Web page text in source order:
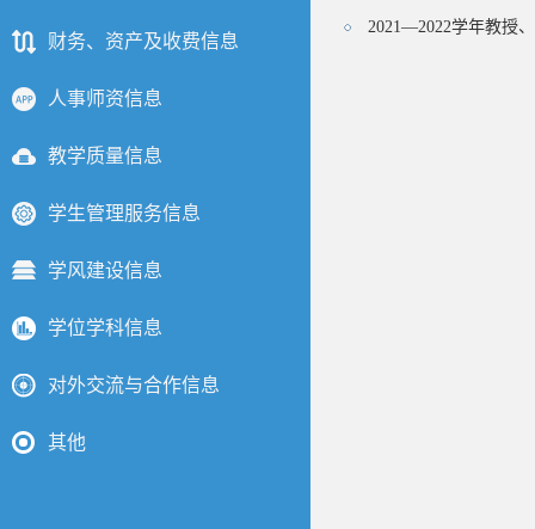
财务、资产及收费信息
人事师资信息
教学质量信息
学生管理服务信息
学风建设信息
学位学科信息
对外交流与合作信息
其他
2021—2022学年教授